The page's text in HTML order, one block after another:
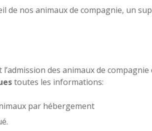
de nos animaux de compagnie, un
des animaux de
toutes les informations:
par hébergement